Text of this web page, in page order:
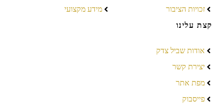
זכויות הציבור
מידע מקצועי
קצת עלינו
אודות שביל צדק
יצירת קשר
מפת אתר
פייסבוק